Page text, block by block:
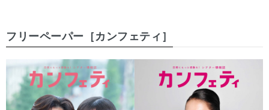
フリーペーパー［カンフェティ］